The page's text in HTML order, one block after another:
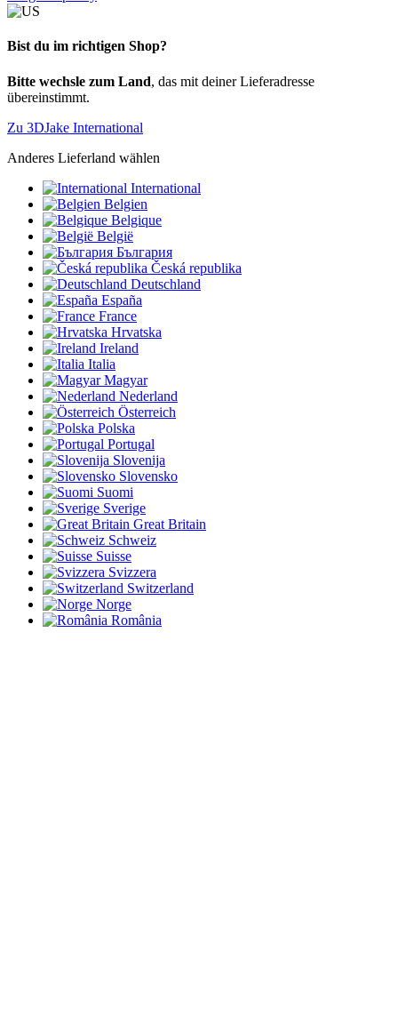
Bist du im richtigen Shop?
Bitte wechsle zum Land, das mit deiner Lieferadresse
übereinstimmt.
Zu 3DJake International
Anderes Lieferland wählen
International
Belgien
Belgique
België
България
Česká republika
Deutschland
España
France
Hrvatska
Ireland
Italia
Magyar
Nederland
Österreich
Polska
Portugal
Slovenija
Slovensko
Suomi
Sverige
Great Britain
Schweiz
Suisse
Svizzera
Switzerland
Norge
România